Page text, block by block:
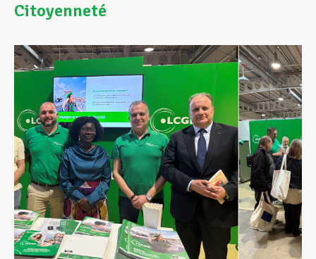
Berufliche Weiterentwicklung
Mitglied werden
Aktuell
Citoyenneté